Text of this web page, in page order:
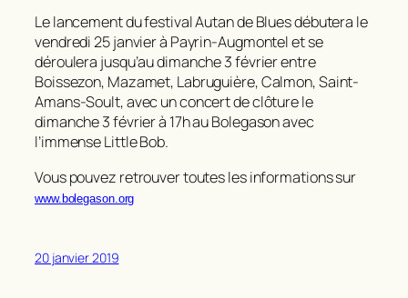
Le lancement du festival Autan de Blues débutera le
vendredi 25 janvier à Payrin-Augmontel et se
déroulera jusqu’au dimanche 3 février entre
Boissezon, Mazamet, Labruguière, Calmon, Saint-
Amans-Soult, avec un concert de clôture le
dimanche 3 février à 17h au Bolegason avec
l’immense Little Bob.
Vous pouvez retrouver toutes les informations sur
www.bolegason.org
20 janvier 2019